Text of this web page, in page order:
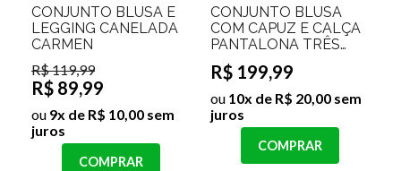
CONJUNTO BLUSA E
LEGGING CANELADA
CARMEN
R$ 119,99
R$ 89,99
ou 9x de R$ 10,00 sem
juros
COMPRAR
CONJUNTO BLUSA
COM CAPUZ E CALÇA
PANTALONA TRÊS
LISTRAS ZURY
R$ 199,99
ou 10x de R$ 20,00 sem
juros
COMPRAR